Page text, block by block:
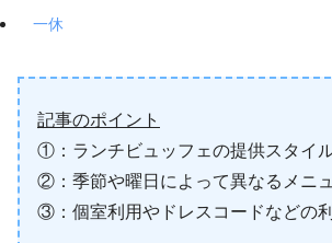
一休
記事のポイント
①：ランチビュッフェの提供スタイ
②：季節や曜日によって異なるメニ
③：個室利用やドレスコードなどの